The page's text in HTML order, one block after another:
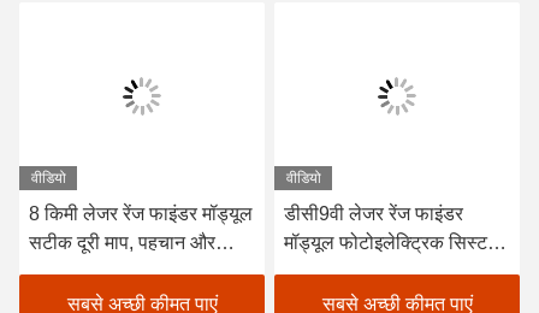
वीडियो
8 किमी लेजर रेंज फाइंडर मॉड्यूल
सटीक दूरी माप, पहचान और
स्थानीयकरण
सबसे अच्छी कीमत पाएं
वीडियो
डीसी9वी लेजर रेंज फाइंडर
मॉड्यूल फोटोइलेक्ट्रिक सिस्टम
लक्ष्य दूरी 120g का पता लगाएं,
लेजर दूरी माप
सबसे अच्छी कीमत पाएं